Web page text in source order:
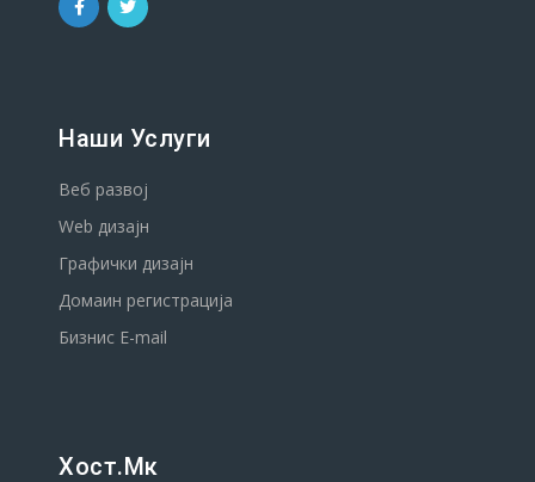
Наши Услуги
Веб развој
Web дизајн
Графички дизајн
Домаин регистрација
Бизнис E-mail
Хост.мк